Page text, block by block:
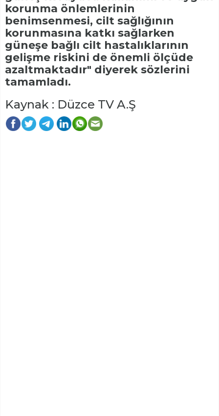
korunma önlemlerinin
benimsenmesi, cilt sağlığının
korunmasına katkı sağlarken
güneşe bağlı cilt hastalıklarının
gelişme riskini de önemli ölçüde
azaltmaktadır" diyerek sözlerini
tamamladı.
Kaynak : Düzce TV A.Ş